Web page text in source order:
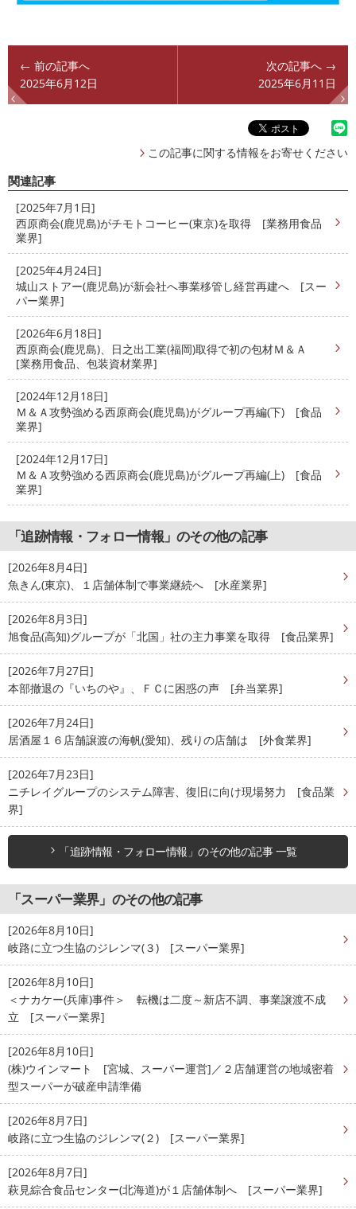
← 前の記事へ
2025年6月12日
次の記事へ →
2025年6月11日
この記事に関する情報をお寄せください
関連記事
[2025年7月1日]
西原商会(鹿児島)がチモトコーヒー(東京)を取得 [業務用食品
業界]
[2025年4月24日]
城山ストアー(鹿児島)が新会社へ事業移管し経営再建へ [スー
パー業界]
[2026年6月18日]
西原商会(鹿児島)、日之出工業(福岡)取得で初の包材Ｍ＆Ａ
[業務用食品、包装資材業界]
[2024年12月18日]
Ｍ＆Ａ攻勢強める西原商会(鹿児島)がグループ再編(下) [食品
業界]
[2024年12月17日]
Ｍ＆Ａ攻勢強める西原商会(鹿児島)がグループ再編(上) [食品
業界]
「追跡情報・フォロー情報」のその他の記事
[2026年8月4日]
魚きん(東京)、１店舗体制で事業継続へ [水産業界]
[2026年8月3日]
旭食品(高知)グループが「北国」社の主力事業を取得 [食品業界]
[2026年7月27日]
本部撤退の『いちのや』、ＦＣに困惑の声 [弁当業界]
[2026年7月24日]
居酒屋１６店舗譲渡の海帆(愛知)、残りの店舗は [外食業界]
[2026年7月23日]
ニチレイグループのシステム障害、復旧に向け現場努力 [食品業
界]
「追跡情報・フォロー情報」のその他の記事 一覧
「スーパー業界」のその他の記事
[2026年8月10日]
岐路に立つ生協のジレンマ(３) [スーパー業界]
[2026年8月10日]
＜ナカケー(兵庫)事件＞ 転機は二度～新店不調、事業譲渡不成
立 [スーパー業界]
[2026年8月10日]
(株)ウインマート [宮城、スーパー運営]／２店舗運営の地域密着
型スーパーが破産申請準備
[2026年8月7日]
岐路に立つ生協のジレンマ(２) [スーパー業界]
[2026年8月7日]
萩見綜合食品センター(北海道)が１店舗体制へ [スーパー業界]